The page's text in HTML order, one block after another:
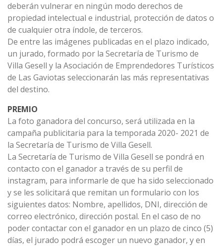
deberán vulnerar en ningún modo derechos de
propiedad intelectual e industrial, protección de datos o
de cualquier otra índole, de terceros.
De entre las imágenes publicadas en el plazo indicado,
un jurado, formado por la Secretaría de Turismo de
Villa Gesell y la Asociación de Emprendedores Turísticos
de Las Gaviotas seleccionarán las más representativas
del destino.
PREMIO
La foto ganadora del concurso, será utilizada en la
campaña publicitaria para la temporada 2020- 2021 de
la Secretaría de Turismo de Villa Gesell.
La Secretaría de Turismo de Villa Gesell se pondrá en
contacto con el ganador a través de su perfil de
instagram, para informarle de que ha sido seleccionado
y se les solicitará que remitan un formulario con los
siguientes datos: Nombre, apellidos, DNI, dirección de
correo electrónico, dirección postal. En el caso de no
poder contactar con el ganador en un plazo de cinco (5)
días, el jurado podrá escoger un nuevo ganador, y en